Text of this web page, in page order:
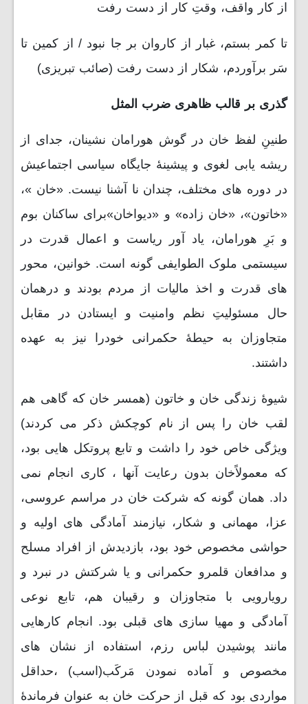
از کار واقف، وقتِ کار از دست رفت
تا کمر بستم، غبار از کاروان بر جا نبود / از کمین تا
سَر برآوردم، شکار از دست رفت (صائب تبریزی)
گذری بر قالب ظاهری ضرب المثل
طنینِ لفظ خان در گوش هورامان نشینان، جدای از
ریشه یابی لغوی و پیشینۀ جایگاه سیاسی اجتماعیش
در دوره های مختلف، چندان نا آشنا نیست. «خان »،
«خاتون»، «خان زاده» و «دیواخان»برای ساکنان بوم
و بَرِ هورامان، یاد آور ریاست و اعمال قدرت در
سیستمی ملوک الطوایفی گونه است. خوانین، محور
های قدرت و اخذ مالیات از مردم بودند و درهمان
حال مسئولیتِ نظم وامنیت و ایستادن در مقابل
متجاوزان به حیطۀ حکمرانی خودرا نیز به عهده
داشتند.
شیوۀ زندگی خان و خاتون (همسر خان که گاهی هم
لقب خان را پس از نام کوچکش ذکر می کردند)
ویژگی خاص خود را داشت و تابع پروتکل هایی بود،
که معمولاًخان بدون رعایت آنها ، کاری انجام نمی
داد. همان گونه که شرکت خان در مراسم عروسی،
عزا، مهمانی و شکار، نیازمند آمادگی های اولیه و
حواشی مخصوص خود بود، بازدیدش از افراد مسلح
و مدافعان قلمرو حکمرانی و یا شرکتش در نبرد و
رویارویی با متجاوزان و رقیبان هم، تابع نوعی
آمادگی و مهیا سازی های قبلی بود. انجام کارهایی
مانند پوشیدن لباس رزم، استفاده از نشان های
مخصوص و آماده نمودن مَرکَب(اسب) ،حداقل
مواردی بود که قبل از حرکت خان به عنوان فرماندۀ